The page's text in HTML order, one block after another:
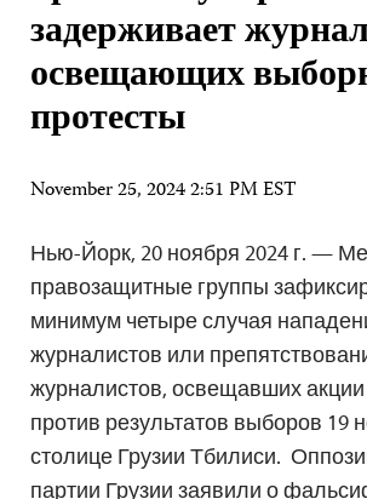
задерживает
освещающих
протесты
November 25, 2024 2:51 PM EST
Нью-Йорк, 20 ноября 2024 г. —
правозащитные группы
минимум четыре случая
журналистов или
журналистов, освещавших акции
против результатов выборов 19
столице Грузии Тбилиси.
партии Грузии заявили о